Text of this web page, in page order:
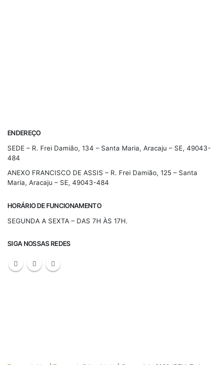
ENDEREÇO
SEDE – R. Frei Damião, 134 – Santa Maria, Aracaju – SE, 49043-
484
ANEXO FRANCISCO DE ASSIS – R. Frei Damião, 125 – Santa
Maria, Aracaju – SE, 49043-484
HORÁRIO DE FUNCIONAMENTO
SEGUNDA A SEXTA – DAS 7H ÀS 17H.
SIGA NOSSAS REDES